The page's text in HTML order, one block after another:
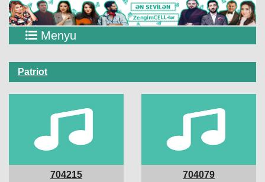
Menyu
Patriot
704215 704079